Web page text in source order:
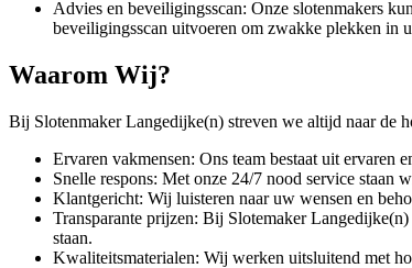
Advies en beveiligingsscan: Onze slotenmakers
beveiligingsscan uitvoeren om zwakke plekken in
Waarom Wij?
Bij Slotenmaker Langedijke(n) streven we altijd naar de
Ervaren vakmensen: Ons team bestaat uit ervaren
Snelle respons: Met onze 24/7 nood service staan
Klantgericht: Wij luisteren naar uw wensen en
Transparante prijzen: Bij Slotemaker
staan.
Kwaliteitsmaterialen: Wij werken uitsluitend met